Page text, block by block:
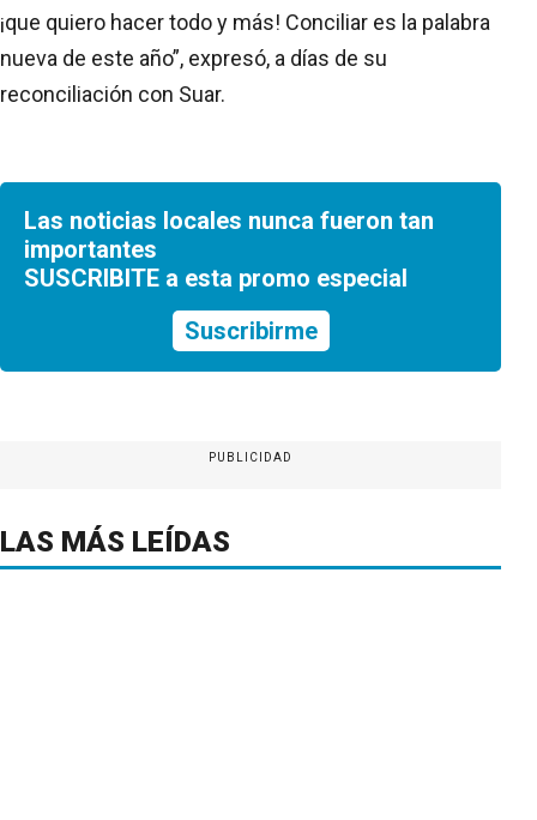
¡que quiero hacer todo y más! Conciliar es la palabra
nueva de este año”, expresó, a días de su
reconciliación con Suar.
Las noticias locales nunca fueron tan
importantes
SUSCRIBITE a esta promo especial
Suscribirme
PUBLICIDAD
LAS MÁS LEÍDAS